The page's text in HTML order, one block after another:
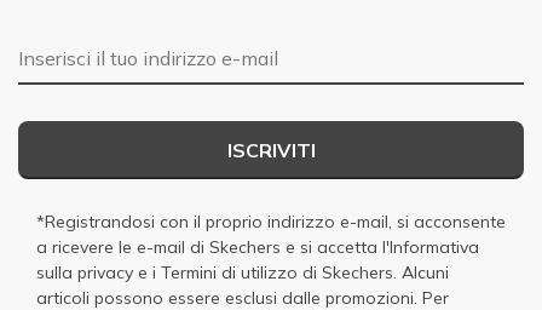
E-mail
ISCRIVITI
*Registrandosi con il proprio indirizzo e-mail, si acconsente
a ricevere le e-mail di Skechers e si accetta l'Informativa
sulla privacy e i Termini di utilizzo di Skechers . Alcuni
articoli possono essere esclusi dalle promozioni. Per